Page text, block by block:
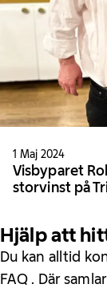
1 Maj 2024
Visbyparet
storvinst på
Hjälp att
Du kan alltid
FAQ . Där